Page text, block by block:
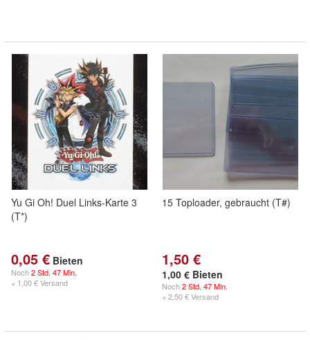
Yu Gi Oh! Duel Links-Karte 3
(T*)
0,05 € Bieten
Noch2 Std. 47 Min.
+ 1,00 € Versand
15 Toploader, gebraucht (T#)
1,50 €
1,00 € Bieten
Noch2 Std. 47 Min.
+ 2,50 € Versand